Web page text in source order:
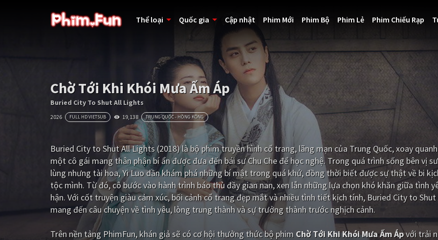
Thể loại Quốc gia Cập nhật Phim Mới Phim Bộ Phim Lẻ Phim Chiếu Rạp
Chờ Tới Khi Khói Mưa Ấm Áp
Buried City To Shut All Lights
2026 FULL HD VIETSUB 19,138 TRUNG QUỐC - HỒNG KÔNG
Buried City to Shut All Lights (2018) là bộ phim truyền hình cổ trang, lãng mạn của Trung Quốc, xoay
một cô gái mang thân phận bí ẩn được đưa đến bái sư Chu Che để học nghệ. Trong quá trình sống bên vị
lùng nhưng tài hoa, Yi Luo dần khám phá những bí mật trong quá khứ, đồng thời biết được sự thật về bi
tộc mình. Từ đó, cô bước vào hành trình báo thù đầy gian nan, xen lẫn những lựa chọn khó khăn giữa tình
hận. Với cốt truyện giàu cảm xúc, bối cảnh cổ trang đẹp mắt và nhiều tình tiết kịch tính, Buried City to
mang đến câu chuyện về tình yêu, lòng trung thành và sự trưởng thành trước nghịch cảnh.
Trên nền tảng PhimFun, khán giả sẽ có cơ hội thưởng thức bộ phim Chờ Tới Khi Khói Mưa Ấm Ápvới trải